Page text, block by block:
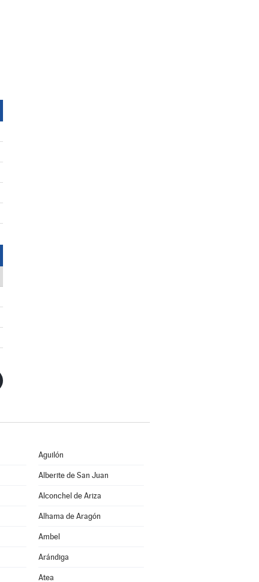
Aguilón
Alberite de San Juan
Alconchel de Ariza
Alhama de Aragón
Ambel
Arándiga
Atea